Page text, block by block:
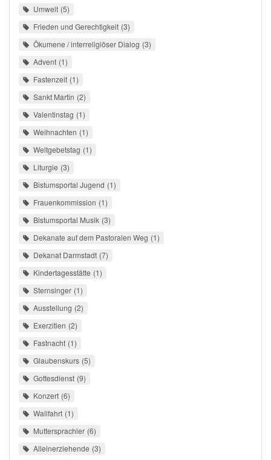
Umwelt 5
Frieden und Gerechtigkeit 3
Ökumene / interreligiöser Dialog 3
Advent 1
Fastenzeit 1
Sankt Martin 2
Valentinstag 1
Weihnachten 1
Weltgebetstag 1
Liturgie 3
Bistumsportal Jugend 1
Frauenkommission 1
Bistumsportal Musik 3
Dekanate auf dem Pastoralen Weg 1
Dekanat Darmstadt 7
Kindertagesstätte 1
Sternsinger 1
Ausstellung 2
Exerzitien 2
Fastnacht 1
Glaubenskurs 5
Gottesdienst 9
Konzert 6
Wallfahrt 1
Muttersprachler 6
Alleinerziehende 3